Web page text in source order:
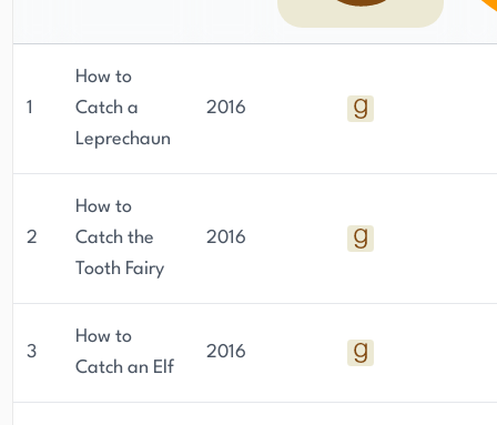
1
How to
Catch a
Leprechaun
2016
2
How to
Catch the
Tooth Fairy
2016
3
How to
Catch an Elf
2016